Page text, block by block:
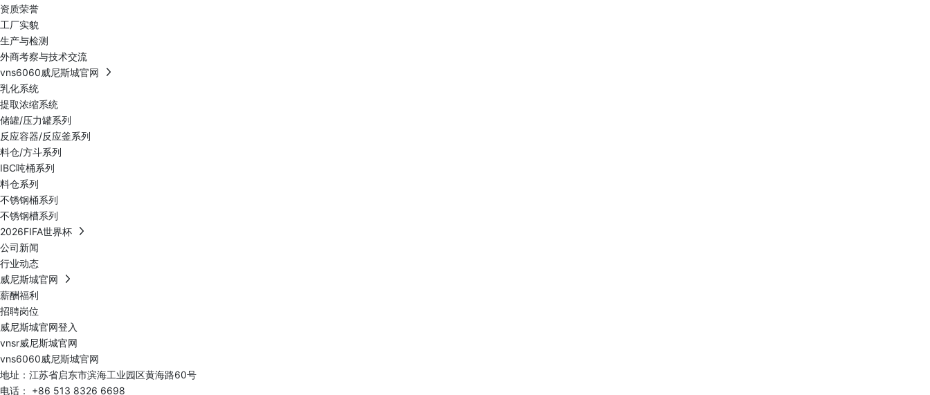
资质荣誉
工厂实貌
生产与检测
外商考察与技术交流
vns6060威尼斯城官网
乳化系统
提取浓缩系统
储罐/压力罐系列
反应容器/反应釜系列
料仓/方斗系列
IBC吨桶系列
料仓系列
不锈钢桶系列
不锈钢槽系列
2026FIFA世界杯
公司新闻
行业动态
威尼斯城官网
薪酬福利
招聘岗位
威尼斯城官网登入
vnsr威尼斯城官网
vns6060威尼斯城官网
地址：江苏省启东市滨海工业园区黄海路60号
电话： +86 513 8326 6698